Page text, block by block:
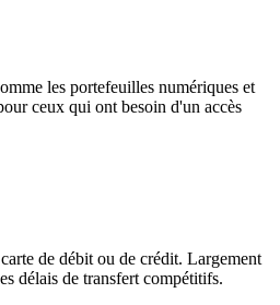
les portefeuilles numériques et
ceux qui ont besoin d'un accès
de débit ou de crédit. Largement
délais de transfert compétitifs.